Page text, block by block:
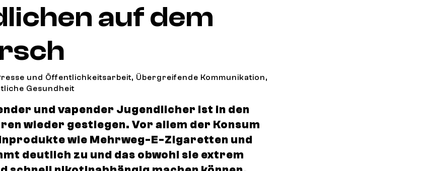
auf dem
und Öffentlichkeitsarbeit, Übergreifende Kommunikation,
Gesundheit
und vapender Jugendlicher ist in den
wieder gestiegen. Vor allem der Konsum
wie Mehrweg-E-Zigaretten und
deutlich zu und das obwohl sie extrem